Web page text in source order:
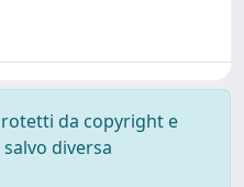
da copyright e
diversa